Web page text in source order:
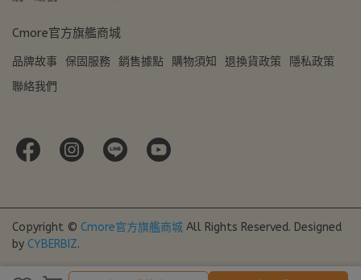
Cmore官方旗艦商城
品牌故事 保固服務 銷售據點 購物須知 退換貨政策
隱私政策
聯絡我們
Copyright © Cmore官方旗艦商城 All Rights Reserved. Designed
by CYBERBIZ.